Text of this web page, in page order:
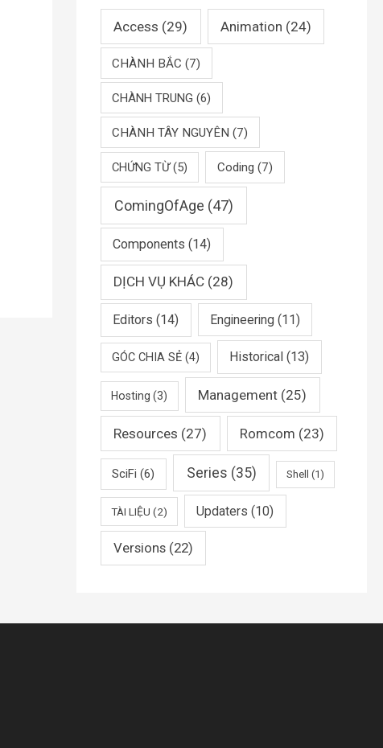
Access (29) Animation (24)
CHÀNH BẮC (7)
CHÀNH TRUNG (6)
CHÀNH TÂY NGUYÊN (7)
CHỨNG TỪ(5) Coding (7)
ComingOfAge (47)
Components (14)
DỊCH VỤ KHÁC (28)
Editors (14) Engineering (11)
GÓC CHIA SẺ(4) Historical (13)
Hosting (3) Management (25)
Resources (27) Romcom (23)
SciFi (6) Series (35) Shell (1)
TÀI LIỆU (2) Updaters (10)
Versions(22)